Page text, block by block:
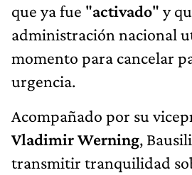
que ya fue "activado" y
administración nacional
momento para cancelar
urgencia.
Acompañado por su
Vladimir Werning,
transmitir tranquilidad